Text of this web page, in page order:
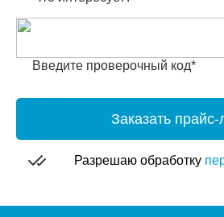
Введите проверочный код*
Заказать прайс-
Разрешаю обработку